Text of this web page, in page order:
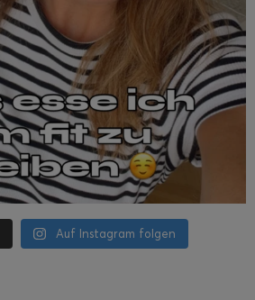
Auf Instagram folgen